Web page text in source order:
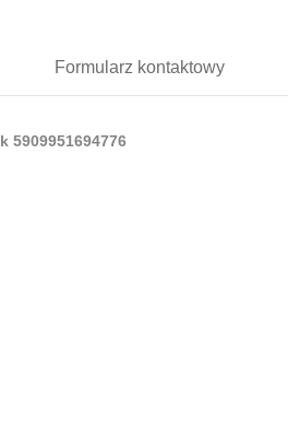
Formularz kontaktowy
5909951694776